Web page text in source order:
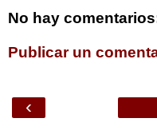
No hay
Publicar un
‹